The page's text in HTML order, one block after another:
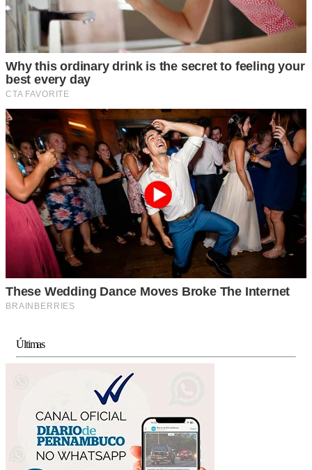
Últimas